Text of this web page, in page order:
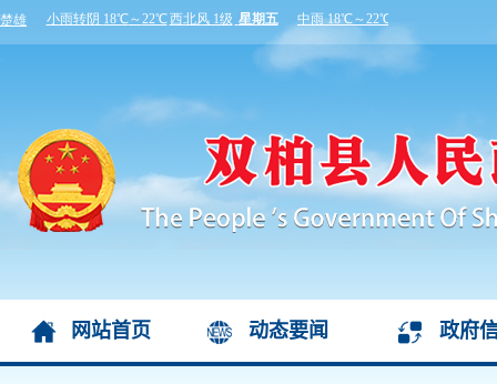
网站首页 动态要闻 政府